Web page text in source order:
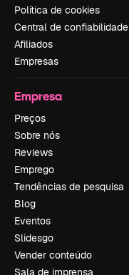
Política de cookies
Central de confiabilidade
Afiliados
Empresas
Empresa
Preços
Sobre nós
Reviews
Emprego
Tendências de pesquisa
Blog
Eventos
Slidesgo
Vender conteúdo
Sala de imprensa